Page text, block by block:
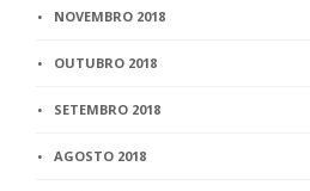
NOVEMBRO 2018
OUTUBRO 2018
SETEMBRO 2018
AGOSTO 2018